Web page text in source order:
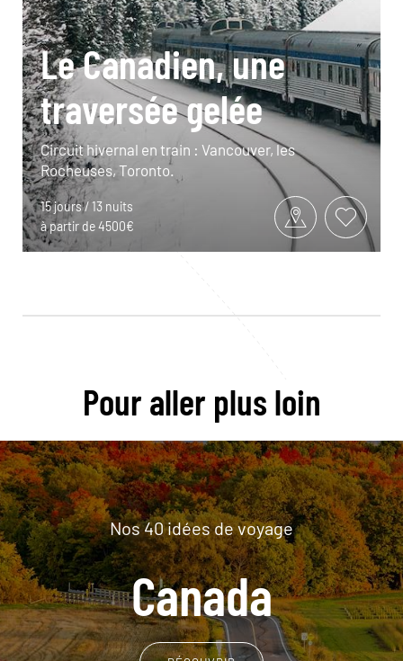
Le Canadien, une
traversée gelée
Circuit hivernal en train : Vancouver, les
Rocheuses, Toronto.
15 jours / 13 nuits
à partir de 4500€
Pour aller plus loin
Nos 40 idées de voyage
Canada